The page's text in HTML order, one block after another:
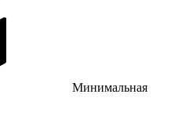
Минимальная